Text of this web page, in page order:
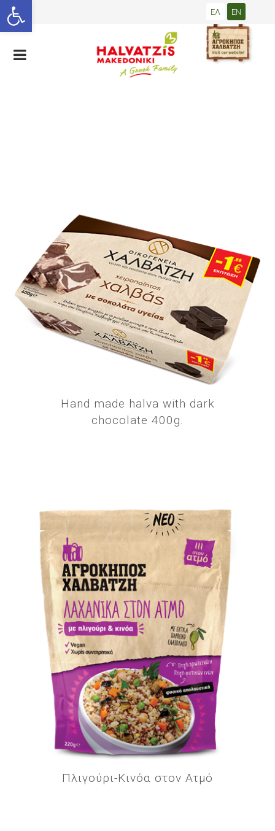
Open toolbar ΕΛ EN
Hand made halva with dark
chocolate 400g.
Πλιγούρι-Κινόα στον Ατμό